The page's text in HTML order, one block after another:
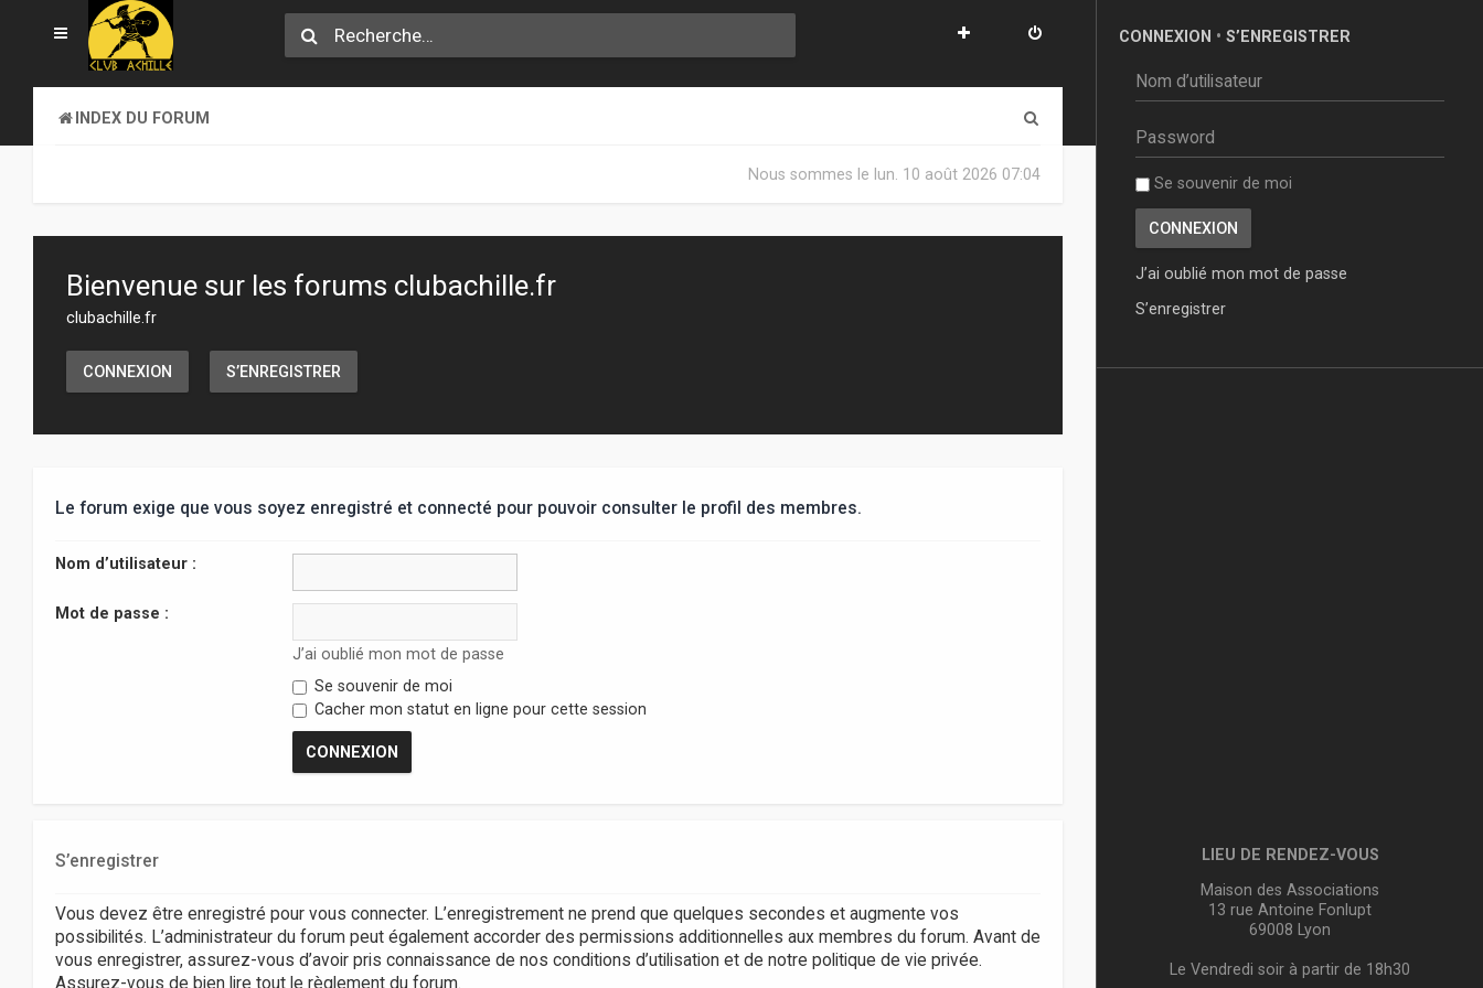
INDEX DU FORUM
Nous sommes le lun. 10 août 2026 07:04
Bienvenue sur les forums clubachille.fr
clubachille.fr
CONNEXION S’ENREGISTRER
Le forum exige que vous soyez enregistré et connecté pour pouvoir consulter le profil des membres.
Nom d’utilisateur :
Mot de passe :
J’ai oublié mon mot de passe
Se souvenir de moi
Cacher mon statut en ligne pour cette session
S’enregistrer
Vous devez être enregistré pour vous connecter. L’enregistrement ne prend que quelques secondes et augmente vos
possibilités. L’administrateur du forum peut également accorder des permissions additionnelles aux membres du forum. Avant de
vous enregistrer, assurez-vous d’avoir pris connaissance de nos conditions d’utilisation et de notre politique de vie privée.
Assurez-vous de bien lire tout le règlement du forum.
CONNEXION • S’ENREGISTRER
Se souvenir de moi
J’ai oublié mon mot de passe
S’enregistrer
LIEU DE RENDEZ-VOUS
Maison des Associations
13 rue Antoine Fonlupt
69008 Lyon
Le Vendredi soir à partir de 18h30